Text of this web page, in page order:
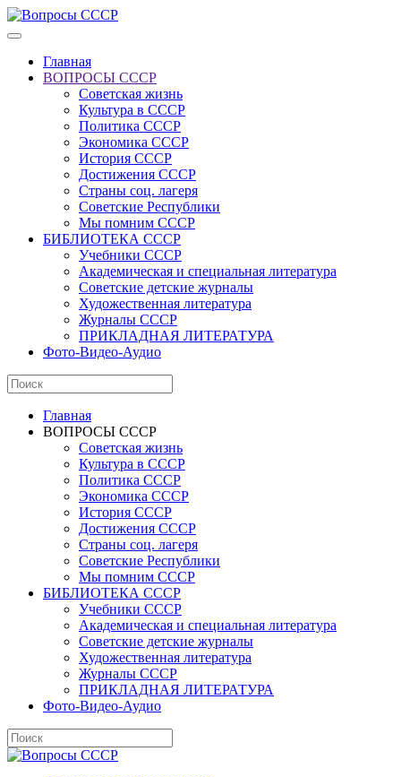
Главная
ВОПРОСЫ СССР
Советская жизнь
Культура в СССР
Политика СССР
Экономика СССР
История СССР
Достижения СССР
Страны соц. лагеря
Советские Республики
Мы помним СССР
БИБЛИОТЕКА СССР
Учебники СССР
Академическая и специальная литература
Советские детские журналы
Художественная литература
Журналы СССР
ПРИКЛАДНАЯ ЛИТЕРАТУРА
Фото-Видео-Аудио
Главная
ВОПРОСЫ СССР
Советская жизнь
Культура в СССР
Политика СССР
Экономика СССР
История СССР
Достижения СССР
Страны соц. лагеря
Советские Республики
Мы помним СССР
БИБЛИОТЕКА СССР
Учебники СССР
Академическая и специальная литература
Советские детские журналы
Художественная литература
Журналы СССР
ПРИКЛАДНАЯ ЛИТЕРАТУРА
Фото-Видео-Аудио